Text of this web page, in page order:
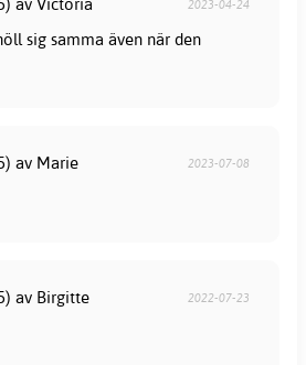
2023-04-24
sig samma även när den
av Marie 2023-07-08
av Birgitte 2022-07-23